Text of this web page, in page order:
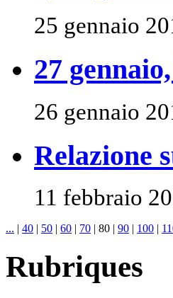
25 gennaio
27
26 gennaio
Relazione
11 febbraio
... | 40 | 50 | 60 | 70 | 80 | 90 | 100 |
Rubriques